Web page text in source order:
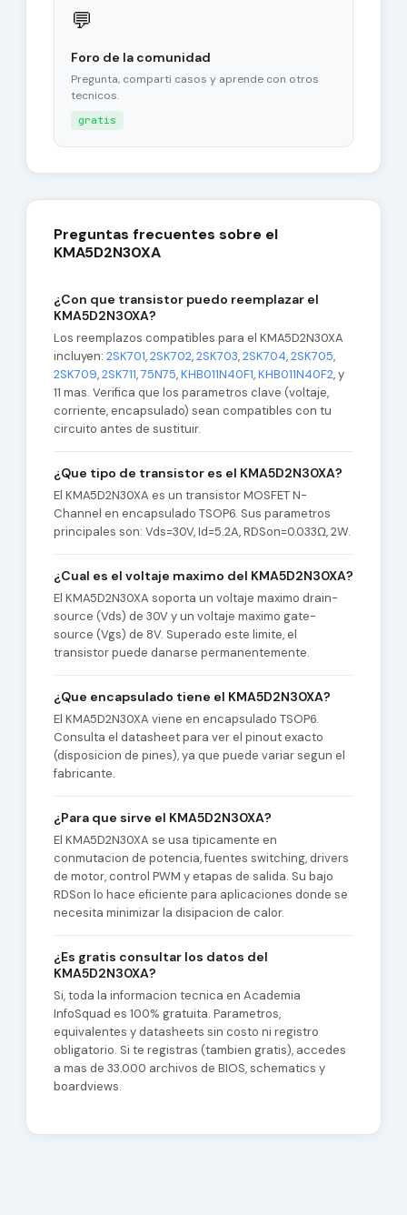
💬
Foro de la comunidad
Pregunta, comparti casos y aprende con otros
tecnicos.
gratis
Preguntas frecuentes sobre el
KMA5D2N30XA
¿Con que transistor puedo reemplazar el
KMA5D2N30XA?
Los reemplazos compatibles para el KMA5D2N30XA
incluyen: 2SK701,2SK702,2SK703,2SK704,2SK705,
2SK709,2SK711,75N75,KHB011N40F1,KHB011N40F2, y
11 mas. Verifica que los parametros clave (voltaje,
corriente, encapsulado) sean compatibles con tu
circuito antes de sustituir.
¿Que tipo de transistor es el KMA5D2N30XA?
El KMA5D2N30XA es un transistor MOSFET N-
Channel en encapsulado TSOP6. Sus parametros
principales son: Vds=30V, Id=5.2A, RDSon=0.033Ω, 2W.
¿Cual es el voltaje maximo del KMA5D2N30XA?
El KMA5D2N30XA soporta un voltaje maximo drain-
source (Vds) de 30V y un voltaje maximo gate-
source (Vgs) de 8V. Superado este limite, el
transistor puede danarse permanentemente.
¿Que encapsulado tiene el KMA5D2N30XA?
El KMA5D2N30XA viene en encapsulado TSOP6.
Consulta el datasheet para ver el pinout exacto
(disposicion de pines), ya que puede variar segun el
fabricante.
¿Para que sirve el KMA5D2N30XA?
El KMA5D2N30XA se usa tipicamente en
conmutacion de potencia, fuentes switching, drivers
de motor, control PWM y etapas de salida. Su bajo
RDSon lo hace eficiente para aplicaciones donde se
necesita minimizar la disipacion de calor.
¿Es gratis consultar los datos del
KMA5D2N30XA?
Si, toda la informacion tecnica en Academia
InfoSquad es 100% gratuita. Parametros,
equivalentes y datasheets sin costo ni registro
obligatorio. Si te registras (tambien gratis), accedes
a mas de 33.000 archivos de BIOS, schematics y
boardviews.